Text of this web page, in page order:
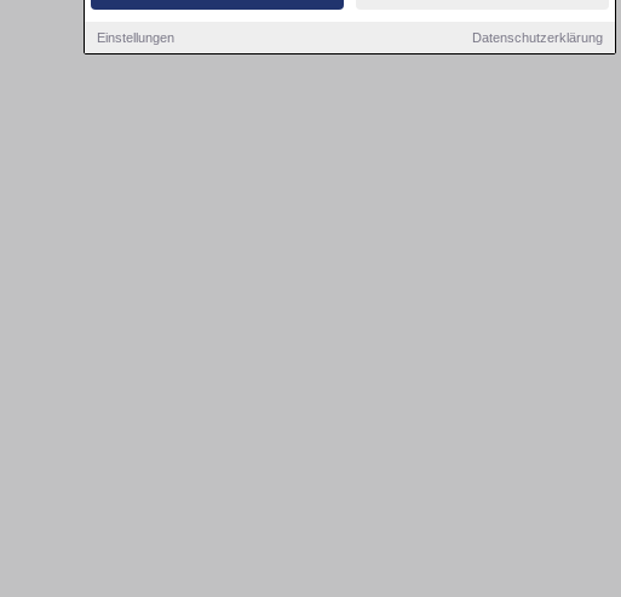
Einstellungen Datenschutzerklärung